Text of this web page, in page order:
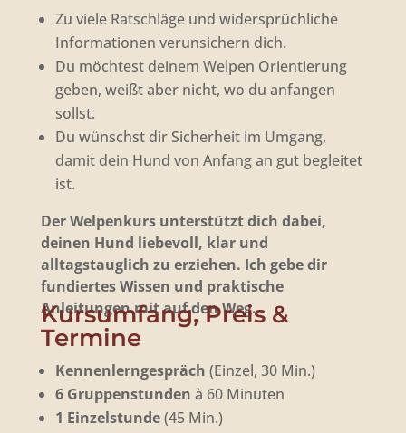
Zu viele Ratschläge und widersprüchliche
Informationen verunsichern dich.
Du möchtest deinem Welpen Orientierung
geben, weißt aber nicht, wo du anfangen
sollst.
Du wünschst dir Sicherheit im Umgang,
damit dein Hund von Anfang an gut begleitet
ist.
Der Welpenkurs unterstützt dich dabei,
deinen Hund liebevoll, klar und
alltagstauglich zu erziehen. Ich gebe dir
fundiertes Wissen und praktische
Anleitungen mit auf den Weg.
Kursumfang, Preis &
Termine
Kennenlerngespräch (Einzel, 30 Min.)
6 Gruppenstunden à 60 Minuten
1 Einzelstunde(45 Min.)